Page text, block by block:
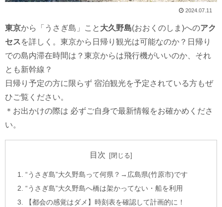
2024.07.11
東京から「うさぎ島」こと 大久野島(おおくのしま)へのアク
セスを詳しく。東京から日帰り観光は可能なのか？日帰り
での島内滞在時間は？東京からは飛行機がいいのか、それ
とも新幹線？
日帰り予定の方に限らず 宿泊観光を予定されている方もぜ
ひご覧ください。
＊お出かけの際は 必ずご自身で最新情報をお確かめくださ
い。
目次
“うさぎ島”大久野島って何県？→広島県(竹原市)です
“うさぎ島”大久野島へ橋は架かってない・船を利用
【都会の感覚はダメ】時刻表を確認して計画的に！